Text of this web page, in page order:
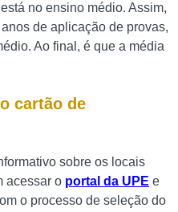
no ensino médio. Assim,
de aplicação de provas,
Ao final, é que a média
cartão de
sobre os locais
acessar o portal da UPE e
o processo de seleção do